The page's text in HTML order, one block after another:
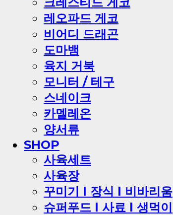
레오파드 게코
비어디 드래곤
도마뱀
육지 거북
모니터 / 테구
스네이크
카멜레온
양서류
SHOP
사육세트
사육장
꾸미기 l 장식 l 비바리움
슈퍼푸드 l 사료 l 생먹이